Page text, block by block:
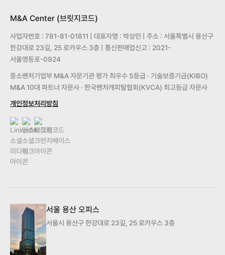
M&A Center (브릿지코드)
사업자번호 : 781-81-01811 | 대표자명 : 박상민 | 주소 : 서울특별시 용산구
한강대로 23길, 25 로카우스 3층 | 통신판매업신고 : 2021-
서울영등포-0924
중소벤처기업부 M&A 자문기관 평가 최우수 S등급 · 기술보증기금(KIBO)
M&A 10대 파트너 자문사 · 한국벤처캐피탈협회(KVCA) 최고등급 자문사
개인정보처리방침
서울 용산 오피스
서울시 용산구 한강대로 23길, 25 로카우스 3층